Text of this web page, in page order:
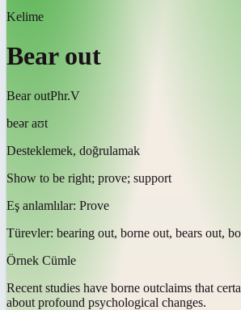
Kelime
Bear out
Bear outPhr.V
beər aʊt
Desteklemek, doğrulamak
Show to be right; prove; support
Eş anlamlılar: Prove
Türevler: bearing out, borne out, bears out,
Örnek Cümle
Recent studies have borne outclaims that
about profound psychological changes.